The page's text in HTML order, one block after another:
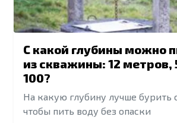
С какой глубины можно
из скважины: 12 метров,
100?
На какую глубину лучше бурить
чтобы пить воду без опаски